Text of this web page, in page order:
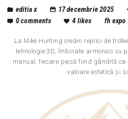
editia x 17 decembrie 2025
0comments 4 likes fh expo
La Mike Hunting creăm replici de
tehnologie 3D, îmbinate armonios cu
manual, fiecare piesă fiind gândită ca
valoare estetică și